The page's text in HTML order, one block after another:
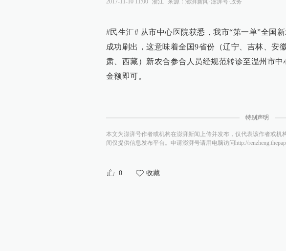
#民生汇# 从市中心医院获悉，我市“第一单”全国
成功刷出，这意味着全国9省份（辽宁、吉林、安
肃、西藏）新农合参合人员经规范转诊至温州市
金额即可。
特别声明
本文为澎湃号作者或机构在澎湃新闻上传并发布，仅代表该作者或机
闻仅提供信息发布平台。申请澎湃号请用电脑访问http://
0 收藏